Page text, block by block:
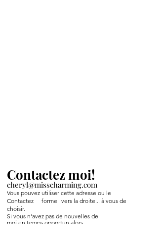
Contactez moi!
cheryl@misscharming.com
Vous pouvez utiliser cette adresse ou le
Contactez
forme vers la droite... à vous de
choisir.
Si vous n'avez pas de nouvelles de
moi en temps opportun alors